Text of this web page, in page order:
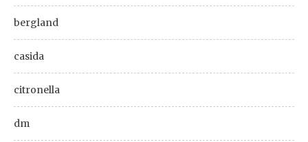
bergland
casida
citronella
dm